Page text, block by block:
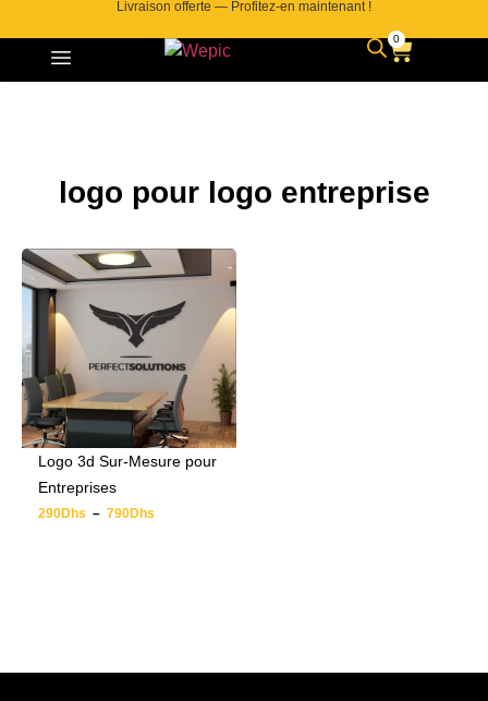
Livraison offerte — Profitez-en maintenant !
0
logo pour logo entreprise
Logo 3d Sur-Mesure pour
Entreprises
290Dhs – 790Dhs